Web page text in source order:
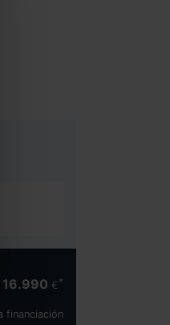
16.990 €
financiación